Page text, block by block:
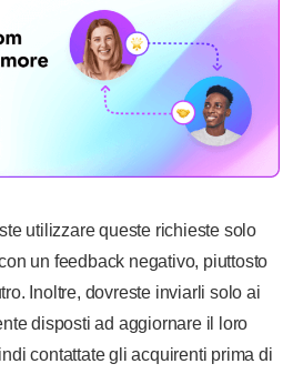
utilizzare queste richieste solo
un feedback negativo, piuttosto
Inoltre, dovreste inviarli solo ai
disposti ad aggiornare il loro
contattate gli acquirenti prima di